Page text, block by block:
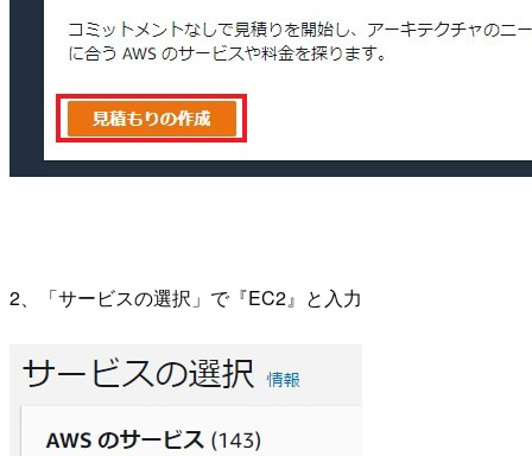
2、「サービスの選択」で『EC2』と入力